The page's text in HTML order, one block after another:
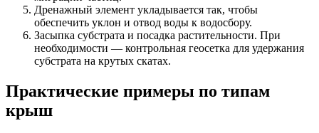
Дренажный элемент укладывается так, чтобы
обеспечить уклон и отвод воды к водосбору.
Засыпка субстрата и посадка растительности. При
необходимости — контрольная геосетка для удержания
субстрата на крутых скатах.
Практические примеры по типам
крыш